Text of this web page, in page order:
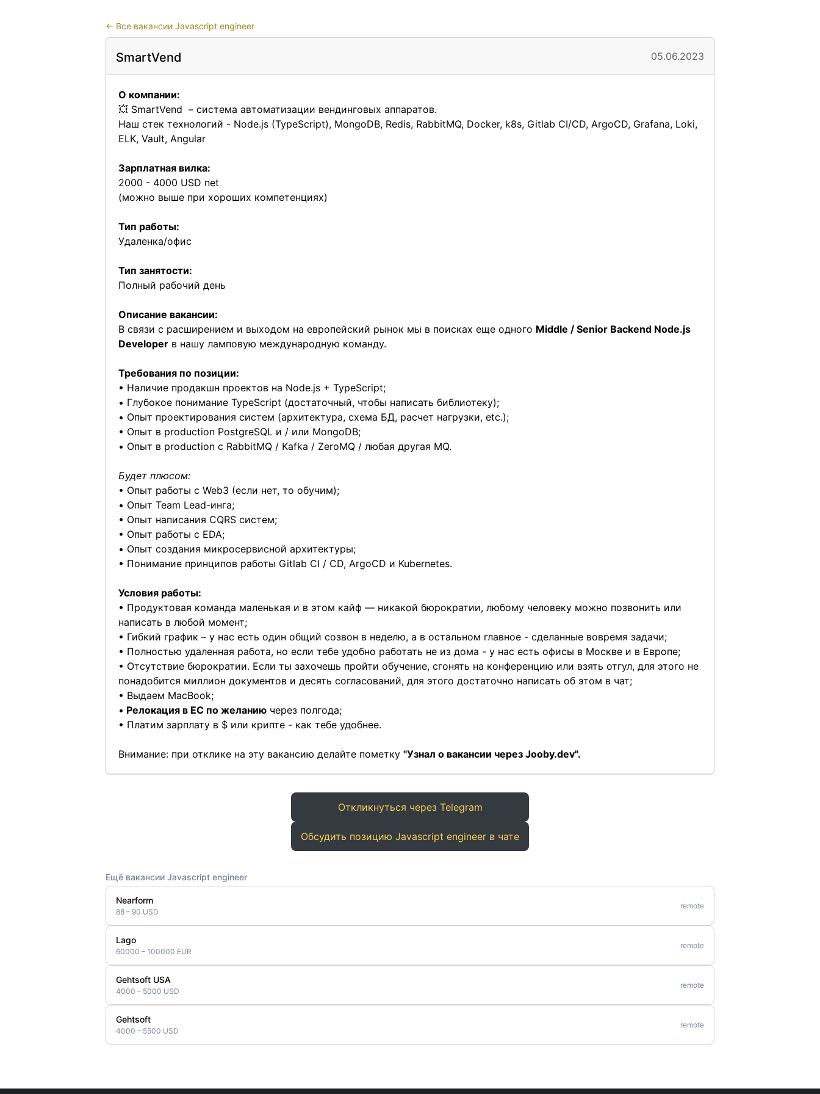
← Все вакансии Javascript engineer
SmartVend 05.06.2023
О компании:
💥 SmartVend – система автоматизации вендинговых аппаратов.
Наш стек технологий - Node.js (TypeScript), MongoDB, Redis, RabbitMQ, Docker, k8s, Gitlab CI/CD, ArgoCD, Grafana, Loki,
ELK, Vault, Angular
Зарплатная вилка:
2000 - 4000 USD net
(можно выше при хороших компетенциях)
Тип работы:
Удаленка/офис
Тип занятости:
Полный рабочий день
Описание вакансии:
В связи с расширением и выходом на европейский рынок мы в поисках еще одного Middle / Senior Backend Node.js
Developerв нашу ламповую международную команду.
Требования по позиции:
• Наличие продакшн проектов на Node.js + TypeScript;
• Глубокое понимание TypeScript (достаточный, чтобы написать библиотеку);
• Опыт проектирования систем (архитектура, схема БД, расчет нагрузки, etc.);
• Опыт в production PostgreSQL и / или MongoDB;
• Опыт в production с RabbitMQ / Kafka / ZeroMQ / любая другая MQ.
Будет плюсом:
• Опыт работы с Web3 (если нет, то обучим);
• Опыт Team Lead-инга;
• Опыт написания CQRS систем;
• Опыт работы с EDA;
• Опыт создания микросервисной архитектуры;
• Понимание принципов работы Gitlab CI / CD, ArgoCD и Kubernetes.
Условия работы:
• Продуктовая команда маленькая и в этом кайф — никакой бюрократии, любому человеку можно позвонить или
написать в любой момент;
• Гибкий график – у нас есть один общий созвон в неделю, а в остальном главное - сделанные вовремя задачи;
• Полностью удаленная работа, но если тебе удобно работать не из дома - у нас есть офисы в Москве и в Европе;
• Отсутствие бюрократии. Если ты захочешь пройти обучение, сгонять на конференцию или взять отгул, для этого не
понадобится миллион документов и десять согласований, для этого достаточно написать об этом в чат;
• Выдаем MacBook;
• Релокация в ЕС по желаниючерез полгода;
• Платим зарплату в $ или крипте - как тебе удобнее.
Внимание: при отклике на эту вакансию делайте пометку "Узнал о вакансии через Jooby.dev".
Откликнуться через Telegram
Обсудить позицию Javascript engineer в чате
Ещё вакансии Javascript engineer
Nearform
88 – 90 USD
remote
Lago
60000 – 100000 EUR
remote
Gehtsoft USA
4000 – 5000 USD
remote
Gehtsoft
4000 – 5500 USD
remote